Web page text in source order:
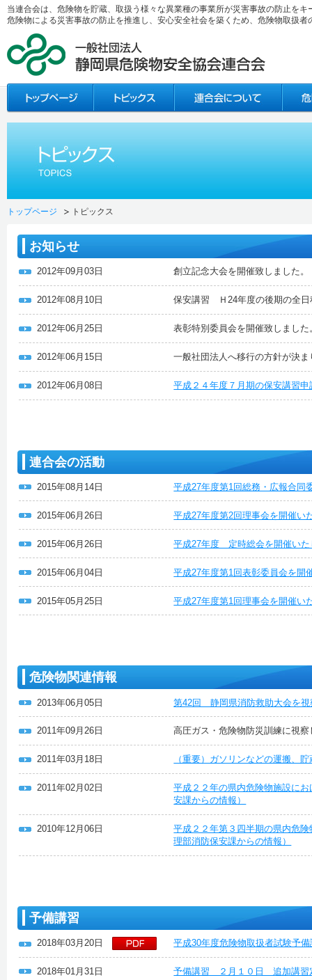
当連合会は、危険物を貯蔵、取扱う様々な異業種の事業所が災害事故の防止を
危険物による災害事故の防止を推進し、安心安全社会を築くため、危険物取扱
トップページ トピックス
お知らせ
2012年09月03日 創立記念大会を開催致しました。
2012年08月10日 保安講習 Ｈ24年度の後期の全日
2012年06月25日 表彰特別委員会を開催致しました
2012年06月15日 一般社団法人へ移行の方針が決ま
2012年06月08日 平成２４年度７月期の保安講習
連合会の活動
2015年08月14日 平成27年度第1回総務・広報合同
2015年06月26日 平成27年度第2回理事会を開催い
2015年06月26日 平成27年度 定時総会を開催いた
2015年06月04日 平成27年度第1回表彰委員会を開
2015年05月25日 平成27年度第1回理事会を開催い
危険物関連情報
2013年06月05日 第42回 静岡県消防救助大会を視
2011年09月26日 高圧ガス・危険物防災訓練に視察
2011年03月18日 （重要）ガソリンなどの運搬、
2011年02月02日
平成２２年の県内危険物施設に
安課からの情報）
2010年12月06日
平成２２年第３四半期の県内危
理部消防保安課からの情報）
予備講習
2018年03月20日 平成30年度危険物取扱者試験予
2018年01月31日 予備講習 ２月１０日 追加講習